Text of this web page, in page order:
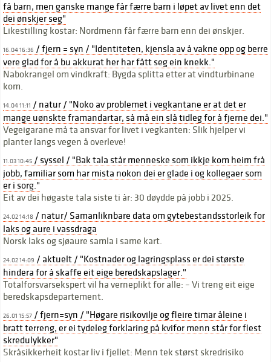
få barn, men ganske mange får færre barn i løpet av livet enn det
dei ønskjer seg"
Likestilling kostar: Nordmenn får færre barn enn dei ønskjer.
16.04 16:36 / fjern = syn / "Identiteten, kjensla av å vakne opp og berre
vere glad for å bu akkurat her har fått seg ein knekk."
Nabokrangel om vindkraft: Bygda splitta etter at vindturbinane
kom.
14.04 11:11 / natur / "Noko av problemet i vegkantane er at det er
mange uønskte framandartar, så må ein slå tidleg for å fjerne dei."
Vegeigarane må ta ansvar for livet i vegkanten: Slik hjelper vi
planter langs vegen å overleve!
11.03 10:45 / syssel / "Bak tala står menneske som ikkje kom heim frå
jobb, familiar som har mista nokon dei er glade i og kollegaer som
er i sorg."
Eit av dei høgaste tala siste ti år: 30 døydde på jobb i 2025.
24.02 14:18 / natur/ Samanliknbare data om gytebestandsstorleik for
laks og aure i vassdraga
Norsk laks og sjøaure samla i same kart.
24.02 14:09 / aktuelt / "Kostnader og lagringsplass er dei største
hindera for å skaffe eit eige beredskapslager."
Totalforsvarsekspert vil ha verneplikt for alle: – Vi treng eit eige
beredskapsdepartement.
26.01 15:57 / fjern=syn / "Høgare risikovilje og fleire timar åleine i
bratt terreng, er ei tydeleg forklaring på kvifor menn står for flest
skredulykker"
Skråsikkerheit kostar liv i fjellet: Menn tek størst skredrisiko